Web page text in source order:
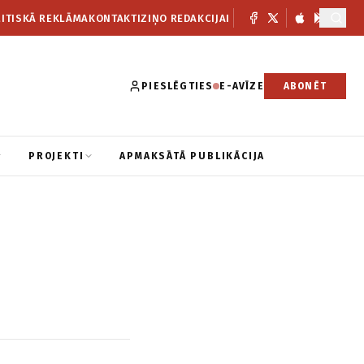
REKLĀMAKONTAKTIZIŅO REDAKCIJAI
PIESLĒGTIES E-AVĪZE ABONĒT
PROJEKTI APMAKSĀTĀ PUBLIKĀCIJA